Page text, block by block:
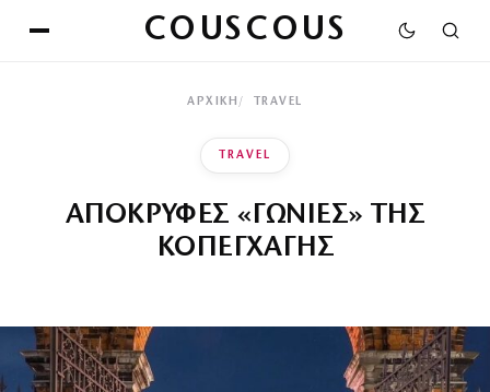
COUSCOUS
ΑΡΧΙΚΉ TRAVEL
TRAVEL
ΑΠΟΚΡΥΦΕΣ «ΓΩΝΙΕΣ» ΤΗΣ
ΚΟΠΕΓΧΑΓΗΣ